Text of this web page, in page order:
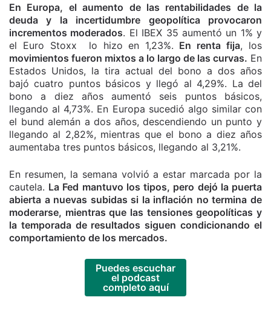
En Europa, el aumento de las rentabilidades de la
deuda y la incertidumbre geopolítica provocaron
incrementos moderados. El IBEX 35 aumentó un 1% y
el Euro Stoxx lo hizo en 1,23%. En renta fija, los
movimientos fueron mixtos a lo largo de las curvas. En
Estados Unidos, la tira actual del bono a dos años
bajó cuatro puntos básicos y llegó al 4,29%. La del
bono a diez años aumentó seis puntos básicos,
llegando al 4,73%. En Europa sucedió algo similar con
el bund alemán a dos años, descendiendo un punto y
llegando al 2,82%, mientras que el bono a diez años
aumentaba tres puntos básicos, llegando al 3,21%.
En resumen, la semana volvió a estar marcada por la
cautela. La Fed mantuvo los tipos, pero dejó la puerta
abierta a nuevas subidas si la inflación no termina de
moderarse, mientras que las tensiones geopolíticas y
la temporada de resultados siguen condicionando el
comportamiento de los mercados.
Puedes escuchar
el podcast
completo aquí